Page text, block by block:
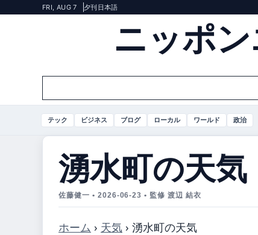
FRI, AUG 7 夕刊 日本語
ニッポ
テック ビジネス ブログ ローカル ワールド 政治
湧水町の天気
佐藤健一 • 2026-06-23 • 監修 渡辺 結衣
ホーム › 天気 › 湧水町の天気